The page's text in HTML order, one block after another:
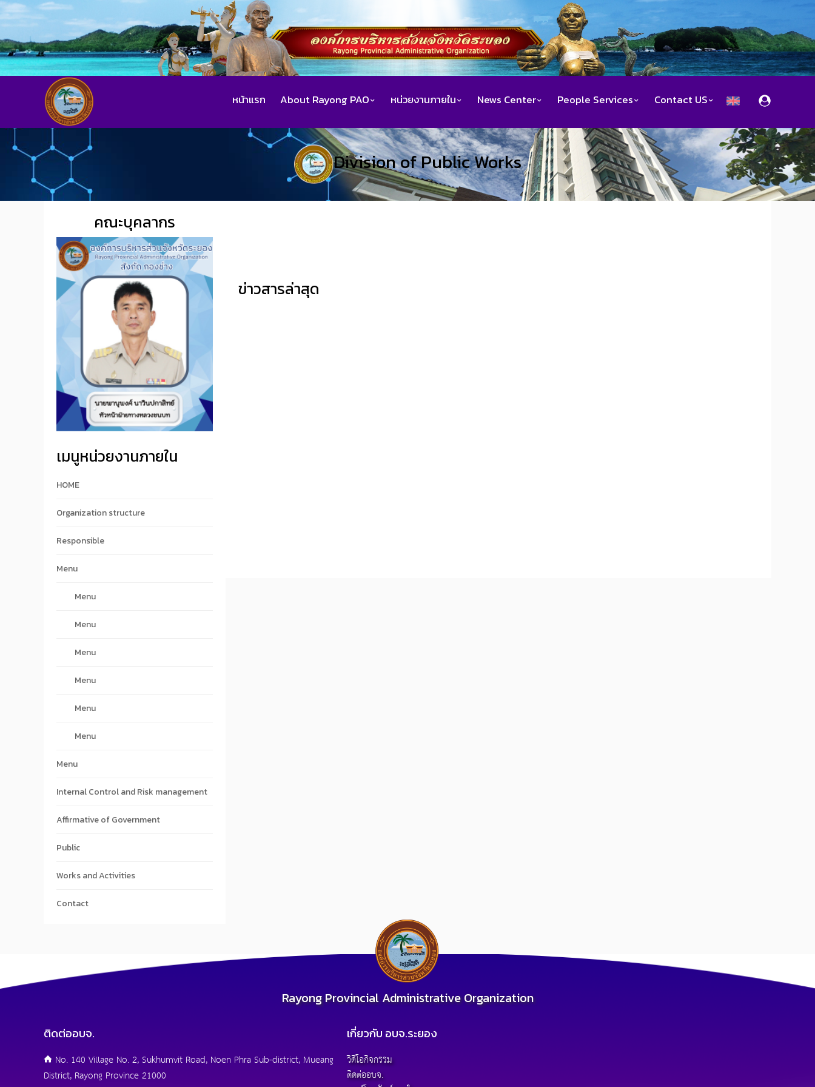
หน้าแรก About Rayong PAO หน่วยงานภายใน News Center People Services Contact US
Division of Public Works
คณะบุคลากร
เมนูหน่วยงานภายใน
HOME
Organization structure
Responsible
Menu
Menu
Menu
Menu
Menu
Menu
Menu
Menu
Internal Control and Risk management
Affirmative of Government
Public
Works and Activities
Contact
ข่าวสารล่าสุด
Rayong Provincial Administrative Organization
ติดต่ออบจ.
No. 140 Village No. 2, Sukhumvit Road, Noen Phra Sub-district, Mueang
District, Rayong Province 21000
เกี่ยวกับ อบจ.ระยอง
วิดีโอกิจกรรม
ติดต่ออบจ.